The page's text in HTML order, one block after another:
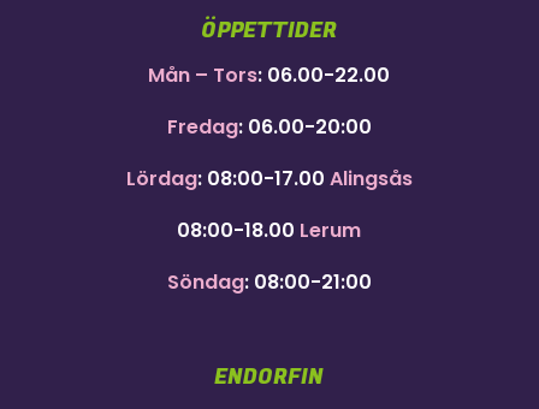
ÖPPETTIDER
Mån – Tors: 06.00-22.00
Fredag: 06.00-20:00
Lördag: 08:00-17.00 Alingsås
08:00-18.00 Lerum
Söndag: 08:00-21:00
ENDORFIN